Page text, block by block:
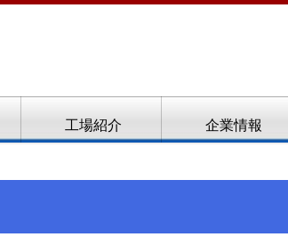
ム
工場紹介 企業情報